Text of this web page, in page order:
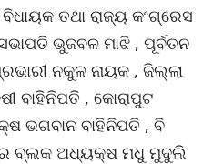
ତଥା ରାଜ୍ୟ କଂଗ୍ରେସ
ଭୁଜବଳ ମାଝି , ପୂର୍ବତନ
ନକୁଳ ନାୟକ , ଜିଲ୍ଲା
ବାହିନିପତି , କୋରାପୁଟ
ଭଗବାନ ବାହିନିପତି , ବି
ବ୍ଲକ ଅଧ୍ୟକ୍ଷ ମଧୁ ମୁଦୁଲି